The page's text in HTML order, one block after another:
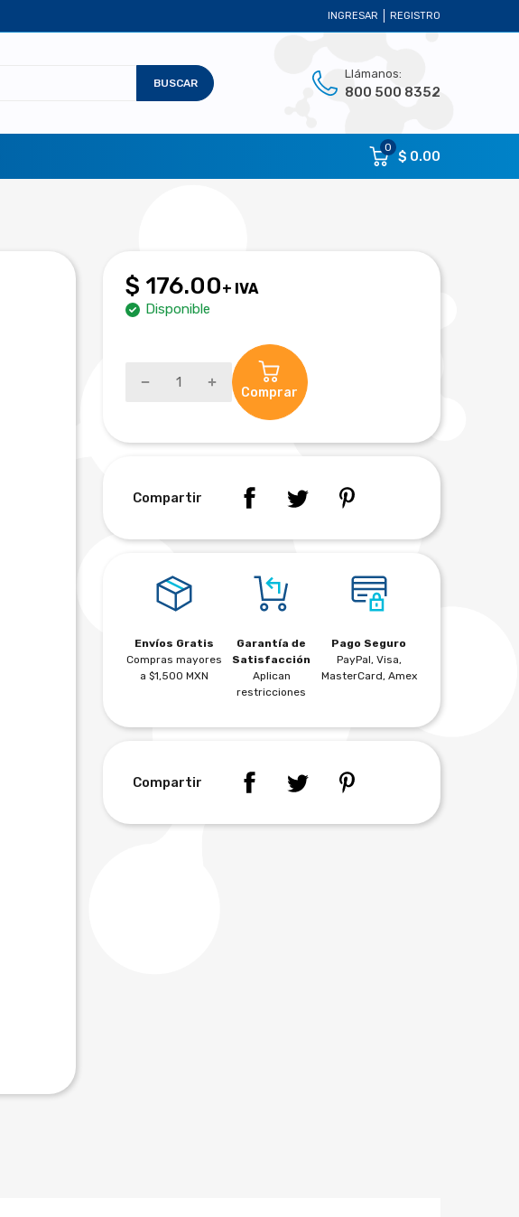
INGRESAR REGISTRO
BUSCAR
Llámanos:
800 500 8352
0
$ 0.00
$ 176.00+ IVA
Disponible
Comprar
Compartir
Envíos Gratis
Compras mayores
a $1,500 MXN
Garantía de
Satisfacción
Aplican
restricciones
Pago Seguro
PayPal, Visa,
MasterCard, Amex
Compartir